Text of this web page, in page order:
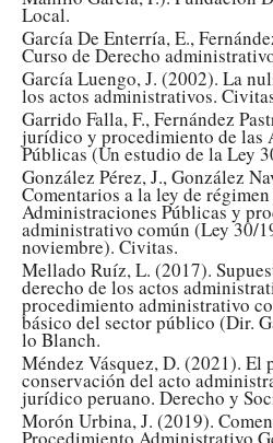
Local.
García De Enterría, E.,
Curso de Derecho
García Luengo, J. (2002). La
los actos administrativos.
Garrido Falla, F., Fernández
jurídico y procedimiento de las
Públicas (Un estudio de la Ley
González Pérez, J., González
Comentarios a la ley de
Administraciones Públicas y
administrativo común (Ley 30/
noviembre). Civitas.
Mellado Ruíz, L. (2017).
derecho de los actos
procedimiento administrativo
básico del sector público (Dir.
lo Blanch.
Méndez Vásquez, D. (2021). El
conservación del acto
jurídico peruano. Derecho y
Morón Urbina, J. (2019).